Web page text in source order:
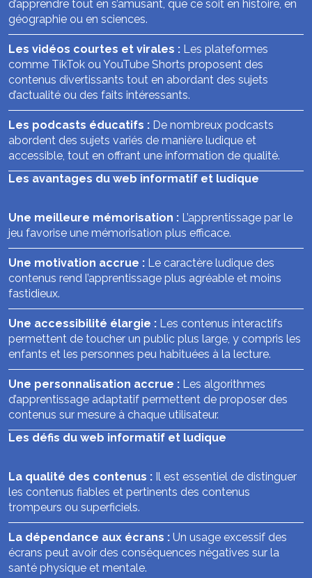
d’apprendre tout en s’amusant, que ce soit en histoire, en
géographie ou en sciences.
Les vidéos courtes et virales : Les plateformes
comme TikTok ou YouTube Shorts proposent des
contenus divertissants tout en abordant des sujets
d’actualité ou des faits intéressants.
Les podcasts éducatifs : De nombreux podcasts
abordent des sujets variés de manière ludique et
accessible, tout en offrant une information de qualité.
Les avantages du web informatif et ludique
Une meilleure mémorisation : L’apprentissage par le
jeu favorise une mémorisation plus efficace.
Une motivation accrue : Le caractère ludique des
contenus rend l’apprentissage plus agréable et moins
fastidieux.
Une accessibilité élargie : Les contenus interactifs
permettent de toucher un public plus large, y compris les
enfants et les personnes peu habituées à la lecture.
Une personnalisation accrue : Les algorithmes
d’apprentissage adaptatif permettent de proposer des
contenus sur mesure à chaque utilisateur.
Les défis du web informatif et ludique
La qualité des contenus : Il est essentiel de distinguer
les contenus fiables et pertinents des contenus
trompeurs ou superficiels.
La dépendance aux écrans : Un usage excessif des
écrans peut avoir des conséquences négatives sur la
santé physique et mentale.